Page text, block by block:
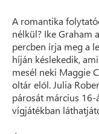
A romantika
nélkül? Ike Graham
percben írja meg a
híján késlekedik,
mesél neki Maggie
oltár elől. Julia
párosát március
vígjátékban